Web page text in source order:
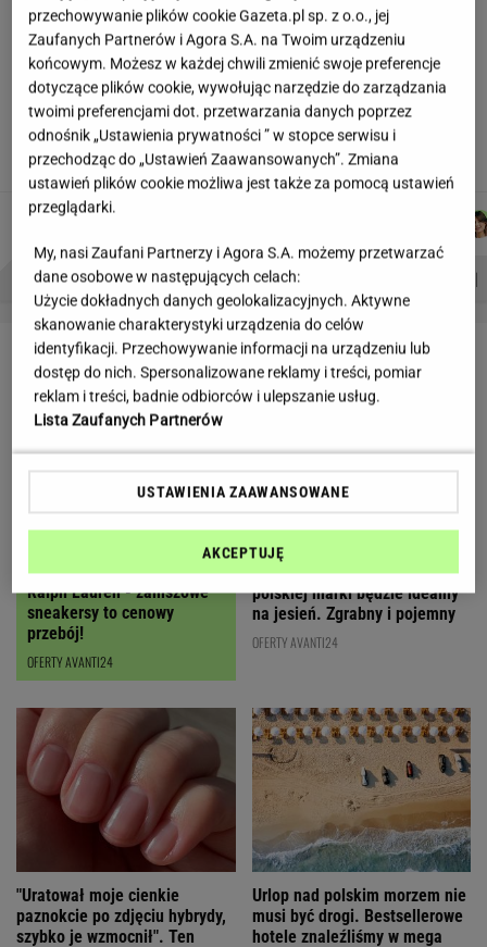
śmierci: Niektórzy zlecieli się jak sępy
SUBSKRYPCJA
Hołownia szykuje wielki powrót? "Planują
polityczny zamach"
PROBLEMY POLSKICH SIATKARZY ZNAK Z '30'
LETNIE OKAZJE
Czyszczenie magazynów
Ralph Lauren - zamszowe
sneakersy to cenowy
przebój!
OFERTY AVANTI24
Ten karmelowy kuferek od
polskiej marki będzie idealny
na jesień. Zgrabny i pojemny
OFERTY AVANTI24
"Uratował moje cienkie
paznokcie po zdjęciu hybrydy,
szybko je wzmocnił". Ten
Urlop nad polskim morzem nie
musi być drogi. Bestsellerowe
hotele znaleźliśmy w mega
przechowywanie plików cookie Gazeta.pl sp. z o.o., jej
Zaufanych Partnerów i Agora S.A. na Twoim urządzeniu
końcowym. Możesz w każdej chwili zmienić swoje preferencje
dotyczące plików cookie, wywołując narzędzie do zarządzania
twoimi preferencjami dot. przetwarzania danych poprzez
odnośnik „Ustawienia prywatności ” w stopce serwisu i
przechodząc do „Ustawień Zaawansowanych”. Zmiana
ustawień plików cookie możliwa jest także za pomocą ustawień
przeglądarki.
My, nasi Zaufani Partnerzy i Agora S.A. możemy przetwarzać
dane osobowe w następujących celach:
Użycie dokładnych danych geolokalizacyjnych. Aktywne
skanowanie charakterystyki urządzenia do celów
identyfikacji. Przechowywanie informacji na urządzeniu lub
dostęp do nich. Spersonalizowane reklamy i treści, pomiar
reklam i treści, badnie odbiorców i ulepszanie usług.
Lista Zaufanych Partnerów
USTAWIENIA ZAAWANSOWANE
AKCEPTUJĘ